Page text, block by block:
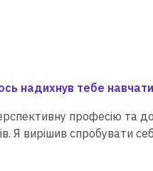
надихнув тебе
професію та
Я вирішив спробувати